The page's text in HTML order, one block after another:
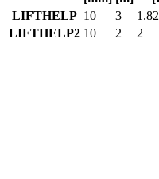
LIFTHELP 10 3 1.82
LIFTHELP2 10 2 2